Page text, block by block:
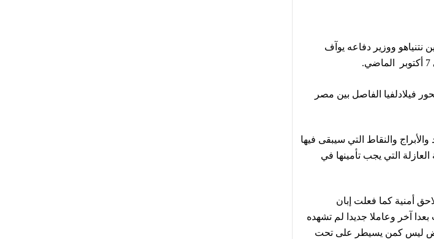
نتنياهو ووزير دفاعه يوآف
فيلادلفيا الفاصل بين مصر
والنقاط التي سيبقى فيها
التي يجب تأمينها في
أمنية كما فعلت إبان
خلقت بعدا آخر وعاملا جديدا لم تشهده
ليس كمن يسيطر على تحت